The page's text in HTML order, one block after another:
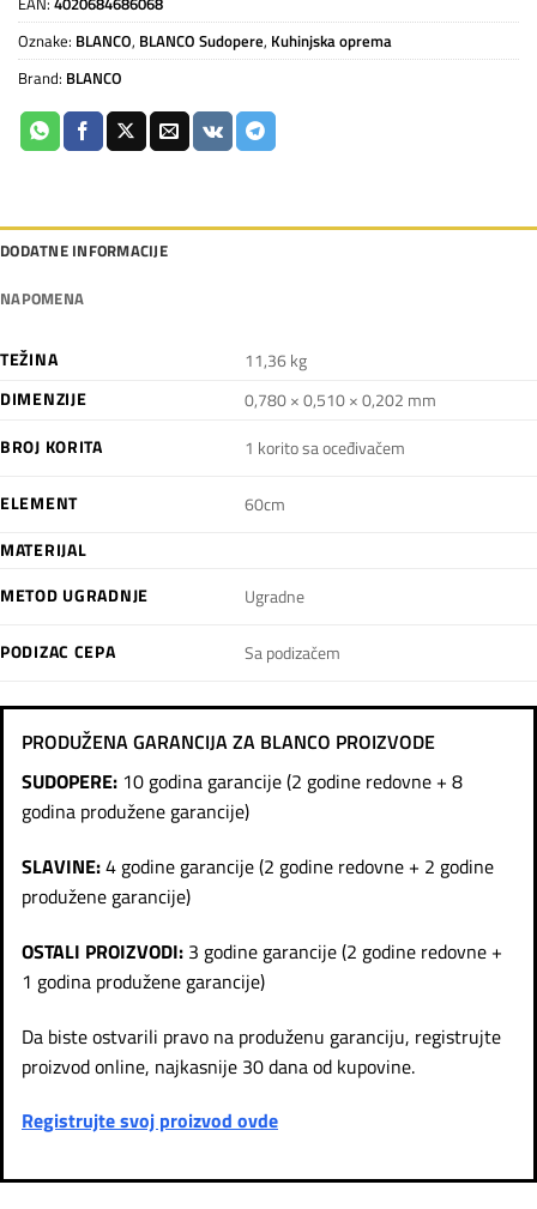
Oznake: BLANCO, BLANCO Sudopere, Kuhinjska oprema
Brand: BLANCO
DODATNE INFORMACIJE
NAPOMENA
TEŽINA
11,36 kg
DIMENZIJE
0,780 × 0,510 × 0,202 mm
BROJ KORITA
1 korito sa oceđivačem
ELEMENT
60cm
MATERIJAL
METOD UGRADNJE
Ugradne
PODIZAC CEPA Sa podizačem
PRODUŽENA GARANCIJA ZA BLANCO PROIZVODE
SUDOPERE: 10 godina garancije (2 godine redovne + 8
godina produžene garancije)
SLAVINE:4 godine garancije (2 godine redovne + 2 godine
produžene garancije)
OSTALI PROIZVODI: 3 godine garancije (2 godine redovne +
1 godina produžene garancije)
Da biste ostvarili pravo na produženu garanciju, registrujte
proizvod online, najkasnije 30 dana od kupovine.
Registrujte svoj proizvod ovde